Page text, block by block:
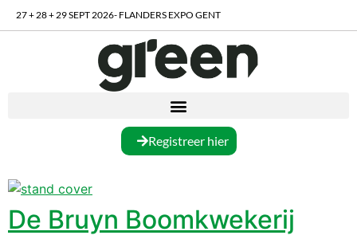
27 + 28 + 29 SEPT 2026- FLANDERS EXPO GENT
Registreer hier
De Bruyn Boomkwekerij